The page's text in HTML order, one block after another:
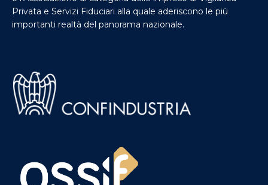
Privata e Servizi Fiduciari alla quale aderiscono le più
importanti realtà del panorama nazionale.